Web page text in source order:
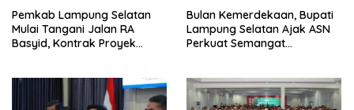
Pemkab Lampung Selatan
Mulai Tangani Jalan RA
Basyid, Kontrak Proyek
Bulan Kemerdekaan, Bupati
Lampung Selatan Ajak ASN
Perkuat Semangat